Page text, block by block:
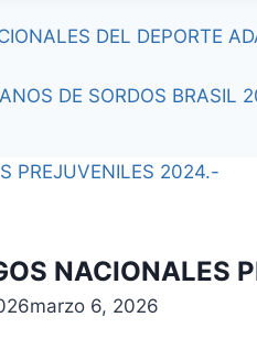
DEL DEPORTE
DE SORDOS BRASIL
NACIONALES
marzo 6, 2026